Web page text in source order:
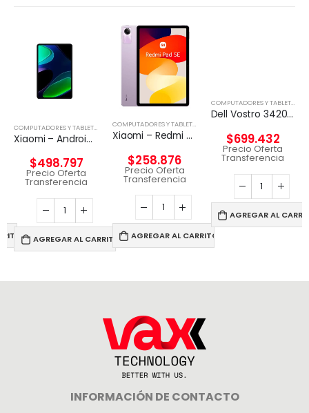
TABLETA COMPUTADORES Y TABLETS TABLETA
Xiaomi – Android – Snapdragon 680 – 6GB RAM 128GB ROM
$498.797
Precio Oferta
Transferencia
AGREGAR AL CARRITO
COMPUTADORES Y TABLETS,
Xiaomi – Redmi Pad SE – Android – Snapdragon 680 – 49949
$258.876
Precio Oferta
Transferencia
AGREGAR AL CARRITO
COMPUTADORES Y TABLETS,
Dell Vostro 3420 – Notebook – 14″ – 1366 x 768 LED – Intel Core I5-1135G7
$699.432
Precio Oferta
Transferencia
AGREGAR AL
INFORMACIÓN DE CONTACTO